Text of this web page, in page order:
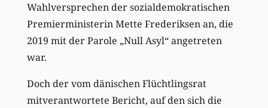
Wahlversprechen der sozialdemokratischen
Premierministerin Mette Frederiksen an, die
2019 mit der Parole „Null Asyl“ angetreten
war.
Doch der vom dänischen Flüchtlingsrat
mitverantwortete Bericht, auf den sich die